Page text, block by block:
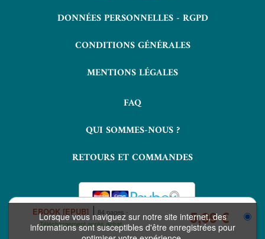
Lorsque vous naviguez sur notre site internet, des
informations sont susceptibles d'être enregistrées pour
EBOOK [EPUB]
84 pages
Téléchargement après achat
5,99 €
DONNÉES PERSONNELLES - RGPD
CONDITIONS GÉNÉRALES
MENTIONS LÉGALES
FAQ
QUI SOMMES-NOUS ?
RETOURS ET COMMANDES